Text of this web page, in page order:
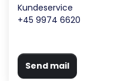
Kundeservice
+45 9974 6620
Send mail